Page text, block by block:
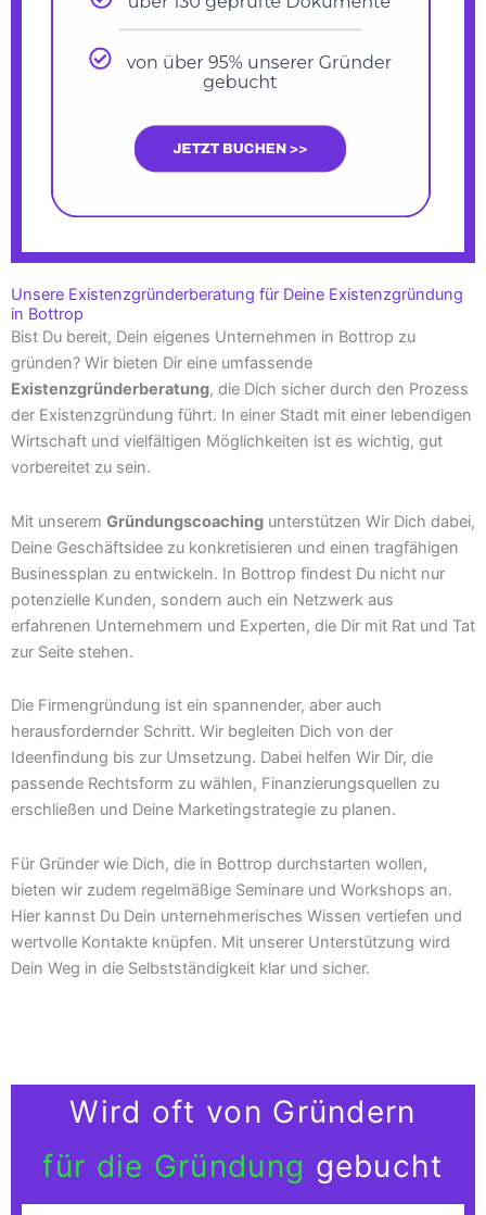
Unsere Existenzgründerberatung für Deine Existenzgründung
in Bottrop
Bist Du bereit, Dein eigenes Unternehmen in Bottrop zu
gründen? Wir bieten Dir eine umfassende
Existenzgründerberatung, die Dich sicher durch den Prozess
der Existenzgründung führt. In einer Stadt mit einer lebendigen
Wirtschaft und vielfältigen Möglichkeiten ist es wichtig, gut
vorbereitet zu sein.
Mit unserem Gründungscoaching unterstützen Wir Dich dabei,
Deine Geschäftsidee zu konkretisieren und einen tragfähigen
Businessplan zu entwickeln. In Bottrop findest Du nicht nur
potenzielle Kunden, sondern auch ein Netzwerk aus
erfahrenen Unternehmern und Experten, die Dir mit Rat und Tat
zur Seite stehen.
Die Firmengründung ist ein spannender, aber auch
herausfordernder Schritt. Wir begleiten Dich von der
Ideenfindung bis zur Umsetzung. Dabei helfen Wir Dir, die
passende Rechtsform zu wählen, Finanzierungsquellen zu
erschließen und Deine Marketingstrategie zu planen.
Für Gründer wie Dich, die in Bottrop durchstarten wollen,
bieten wir zudem regelmäßige Seminare und Workshops an.
Hier kannst Du Dein unternehmerisches Wissen vertiefen und
wertvolle Kontakte knüpfen. Mit unserer Unterstützung wird
Dein Weg in die Selbstständigkeit klar und sicher.
Wird oft von Gründern
für die Gründung gebucht